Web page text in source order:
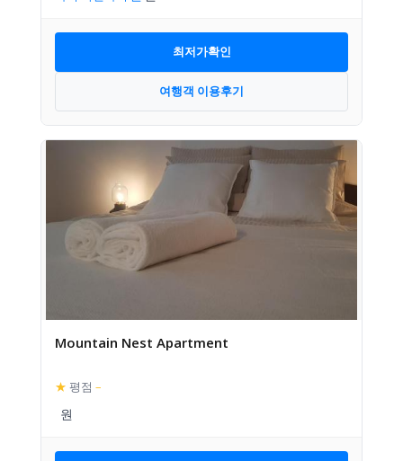
최저가확인
여행객 이용후기
Mountain Nest Apartment
★ 평점 –